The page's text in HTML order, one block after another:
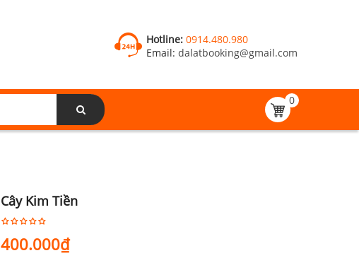
Hotline: 0914.480.980
Email: dalatbooking@gmail.com
0
Cây Kim Tiền
400.000₫